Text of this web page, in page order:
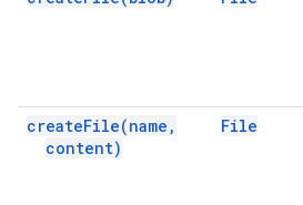
createFile(name ,
content)
File